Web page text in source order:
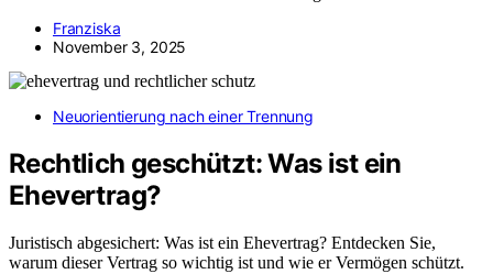
Franziska
November 3, 2025
Neuorientierung nach einer Trennung
Rechtlich geschützt: Was ist ein
Ehevertrag?
Juristisch abgesichert: Was ist ein Ehevertrag? Entdecken Sie,
warum dieser Vertrag so wichtig ist und wie er Vermögen schützt.